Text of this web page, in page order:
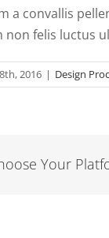
a convallis
non felis luctus
2016 | Design
Your